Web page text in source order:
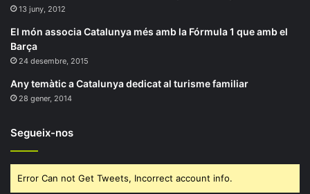
13 juny, 2012
El món associa Catalunya més amb la Fórmula 1 que amb el
Barça
24 desembre, 2015
Any temàtic a Catalunya dedicat al turisme familiar
28 gener, 2014
Segueix-nos
Error Can not Get Tweets, Incorrect account info.